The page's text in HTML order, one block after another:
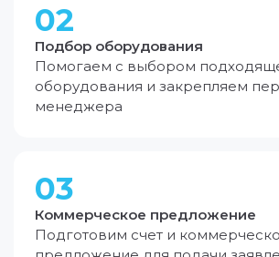
02
Подбор оборудования
Помогаем с выбором
оборудования и закрепляем
менеджера
03
Коммерческое предложение
Подготовим счет и